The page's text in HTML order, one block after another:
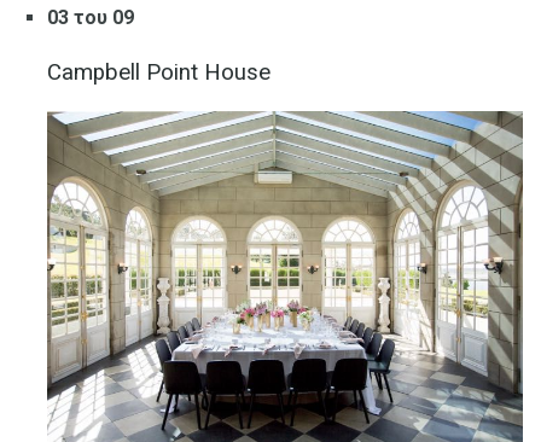
03 του 09
Campbell Point House